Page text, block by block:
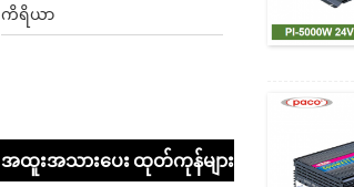
ကိရိယာ
အထူးအသားပေး ထုတ်ကုန်များ